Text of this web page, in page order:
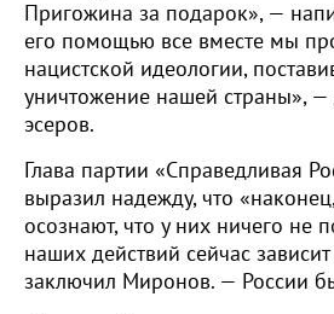
Пригожина за подарок», —
его помощью все вместе мы
нацистской идеологии,
уничтожение нашей страны»,
эсеров.
Глава партии «Справедливая
выразил надежду, что
осознают, что у них ничего не
наших действий сейчас
заключил Миронов. — России